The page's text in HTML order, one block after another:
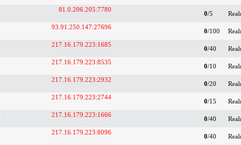
81.0.206.205:7780
0/5
93.91.250.147:27696
0/100
217.16.179.223:1685
0/40
217.16.179.223:8535
0/10
217.16.179.223:2932
0/20
217.16.179.223:2744
0/15
217.16.179.223:1666
0/40
217.16.179.223:8096
0/40